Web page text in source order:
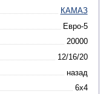
Комбинированные
Мусоровозы(24)